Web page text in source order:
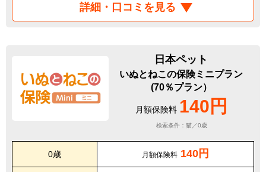
詳細・口コミを見る
日本ペット
いぬとねこの保険ミニプラン
(70％プラン）
月額保険料 140円
検索条件：猫／0歳
0歳 月額保険料 140円